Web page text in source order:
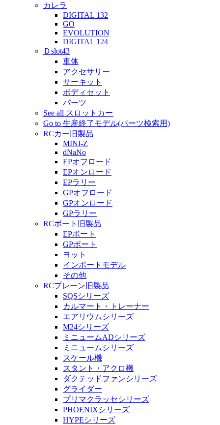
カレラ
DIGITAL 132
GO
EVOLUTION
DIGITAL 124
Ｄslot43
車体
アクセサリー
サーキット
ボディセット
パーツ
See all スロットカー
Go to 生産終了モデル(パーツ検索用)
RCカー旧製品
MINI-Z
dNaNo
EPオフロード
EPオンロード
EPラリー
GPオフロード
GPオンロード
GPラリー
RCボート旧製品
EPボート
GPボート
ヨット
インポートモデル
その他
RCプレーン旧製品
SQSシリーズ
カルマート・トレーナー
エアリウムシリーズ
M24シリーズ
ミニュームADシリーズ
ミニュームシリーズ
スケール機
スタント・アクロ機
ダクテッドファンシリーズ
グライダー
プリマクラッセシリーズ
PHOENIXシリーズ
HYPEシリーズ